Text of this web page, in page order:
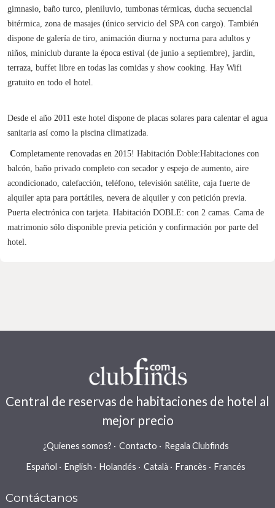
gimnasio, baño turco, pleniluvio, tumbonas térmicas, ducha secuencial
bitérmica, zona de masajes (único servicio del SPA con cargo). También
dispone de galería de tiro, animación diurna y nocturna para adultos y
niños, miniclub durante la época estival (de junio a septiembre), jardín,
terraza, buffet libre en todas las comidas y show cooking. Hay Wifi
gratuito en todo el hotel.
Desde el año 2011 este hotel dispone de placas solares para calentar el agua
sanitaria así como la piscina climatizada.
Completamente renovadas en 2015! Habitación Doble:Habitaciones con
balcón, baño privado completo con secador y espejo de aumento, aire
acondicionado, calefacción, teléfono, televisión satélite, caja fuerte de
alquiler apta para portátiles, nevera de alquiler y con petición previa.
Puerta electrónica con tarjeta. Habitación DOBLE: con 2 camas. Cama de
matrimonio sólo disponible previa petición y confirmación por parte del
hotel.
Central de reservas de habitaciones de hotel al
mejor precio
¿Quienes somos? Contacto
Regala Clubfinds
Español
English Holandés Català Francès Francés
Contáctanos